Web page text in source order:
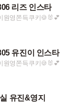
리즈 인스타
원영쫀득쿠키🍪🐰💕
유진이 인스타
원영쫀득쿠키🍪🐰💕
유진&영지